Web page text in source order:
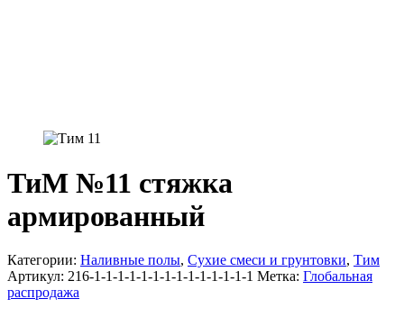
ТиМ №11 стяжка
армированный
Категории: Наливные полы, Сухие смеси и грунтовки, Тим
Артикул: 216-1-1-1-1-1-1-1-1-1-1-1-1-1-1 Метка: Глобальная
распродажа